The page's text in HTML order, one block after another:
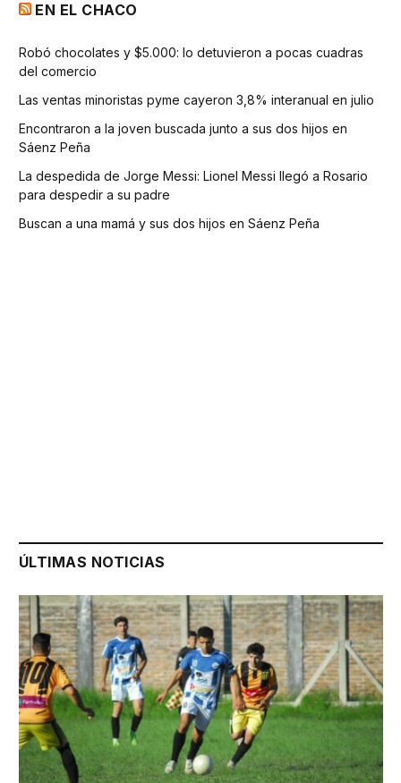
EN EL CHACO
Robó chocolates y $5.000: lo detuvieron a pocas cuadras
del comercio
Las ventas minoristas pyme cayeron 3,8% interanual en julio
Encontraron a la joven buscada junto a sus dos hijos en
Sáenz Peña
La despedida de Jorge Messi: Lionel Messi llegó a Rosario
para despedir a su padre
Buscan a una mamá y sus dos hijos en Sáenz Peña
ÚLTIMAS NOTICIAS